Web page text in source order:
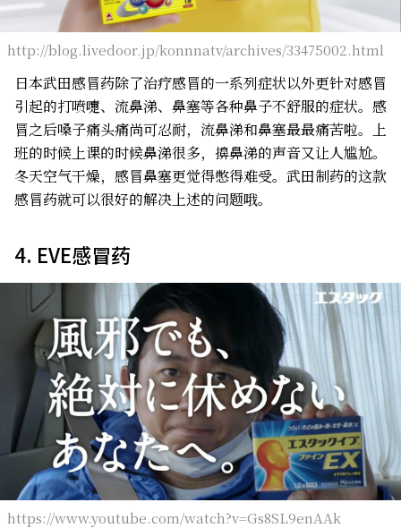
http://blog.livedoor.jp/konnnatv/archives/33475002.html
日本武田感冒药除了治疗感冒的一系列症状以外更针对感冒
引起的打喷嚏、流鼻涕、鼻塞等各种鼻子不舒服的症状。感
冒之后嗓子痛头痛尚可忍耐，流鼻涕和鼻塞最最痛苦啦。上
班的时候上课的时候鼻涕很多，擤鼻涕的声音又让人尴尬。
冬天空气干燥，感冒鼻塞更觉得憋得难受。武田制药的这款
感冒药就可以很好的解决上述的问题哦。
4. EVE感冒药
https://www.youtube.com/watch?v=Gs8SL9enAAk